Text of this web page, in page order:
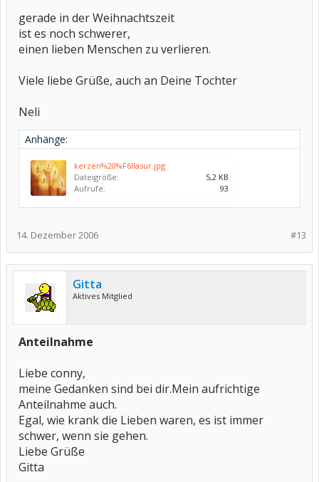
gerade in der Weihnachtszeit
ist es noch schwerer,
einen lieben Menschen zu verlieren.
Viele liebe Grüße, auch an Deine Tochter
Neli
Anhänge:
kerzen%20%F6llasur.jpg
Dateigröße:
5,2 KB
Aufrufe:
93
#13
14. Dezember 2006
Gitta
Aktives Mitglied
Anteilnahme
Liebe conny,
meine Gedanken sind bei dir.Mein aufrichtige
Anteilnahme auch.
Egal, wie krank die Lieben waren, es ist immer
schwer, wenn sie gehen.
Liebe Grüße
Gitta